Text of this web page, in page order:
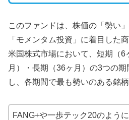
このファンドは、株価の「勢い
「モメンタム投資」に着目した商
米国株式市場において、短期（6
月）・長期（36ヶ月）の3つの
し、各期間で最も勢いのある銘
FANG+や一歩テック20のよう